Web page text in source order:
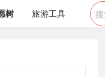
树 旅游工具